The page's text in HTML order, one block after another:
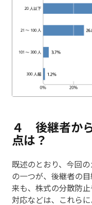
４ 後継者か
点は？
既述のとおり、今回
の一つが、後継者の
来も、株式の分散防
対応などは、これら